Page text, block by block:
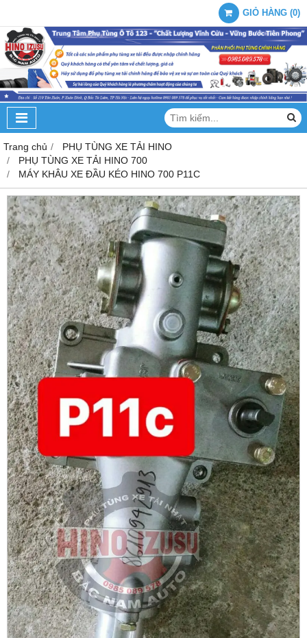
GIỎ HÀNG (0)
Trang chủ
PHỤ TÙNG XE TẢI HINO
PHỤ TÙNG XE TẢI HINO 700
MÁY KHÂU XE ĐẦU KÉO HINO 700 P11C